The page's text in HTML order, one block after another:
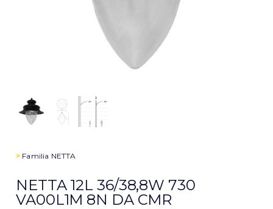
> Familia NETTA
NETTA 12L 36/38,8W 730
VA00L1M 8N DA CMR